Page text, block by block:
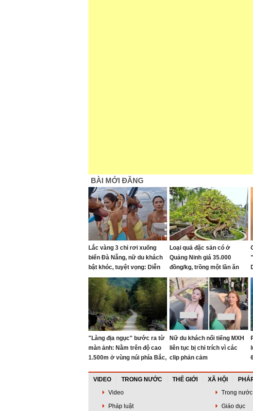
BÀI MỚI ĐĂNG
Lắc vàng 3 chỉ rơi xuống
biển Đà Nẵng, nữ du khách
bật khóc, tuyệt vọng: Diễn
biến bất ngờ sau đó
Loại quả đặc sản có ở
Quảng Ninh giá 35.000
đồng/kg, trồng một lần ăn
nhiều năm, vào chậu làm
bonsai giúp chiêu tài
"Làng địa ngục" bước ra từ
màn ảnh: Nằm trên độ cao
1.500m ở vùng núi phía Bắc,
không"
Nữ du khách nổi tiếng MXH
liên tục bị chỉ trích vì các
clip phản cảm
VIDEO TRONG NƯỚC THẾ GIỚI XÃ HỘI
Video
Trong nước
Pháp luật
Giáo dục